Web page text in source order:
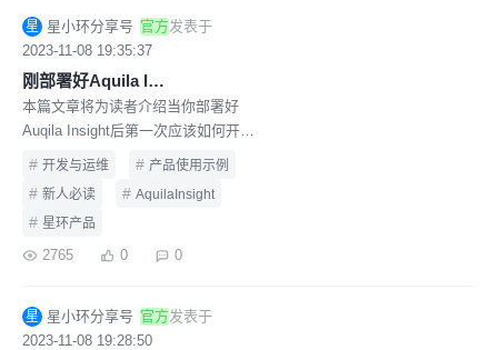
星 星小环分享号 官方发表于
2023-11-08 19:35:37
刚部署好Aquila Insight，第一次如何使用
本篇文章将为读者介绍当你部署好
Auqila Insight后第一次应该如何开始
使用，还有更多额外的延申内容，请
# 开发与运维 # 产品使用示例
# 新人必读 # AquilaInsight
# 星环产品
2765 0 0
星 星小环分享号 官方发表于
2023-11-08 19:28:50